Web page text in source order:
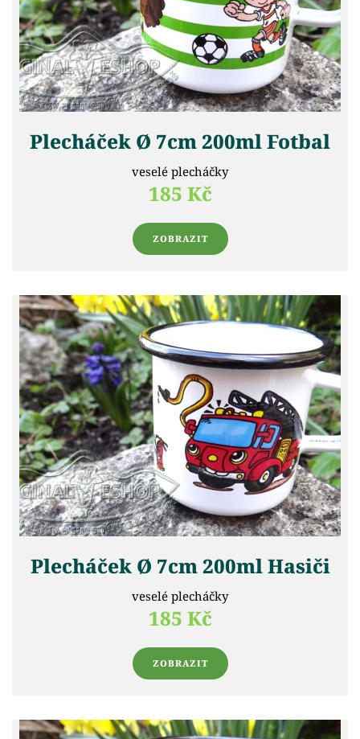
Plecháček Ø 7cm 200ml Fotbal
veselé plecháčky
185 Kč
ZOBRAZIT
Plecháček Ø 7cm 200ml Hasiči
veselé plecháčky
185 Kč
ZOBRAZIT